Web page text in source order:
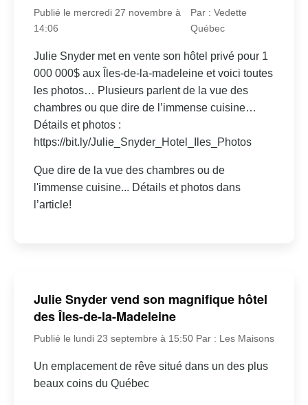
Publié le mercredi 27 novembre à
14:06
Par : Vedette
Québec
Julie Snyder met en vente son hôtel privé pour 1
000 000$ aux Îles-de-la-madeleine et voici toutes
les photos… Plusieurs parlent de la vue des
chambres ou que dire de l’immense cuisine…
Détails et photos :
https://bit.ly/Julie_Snyder_Hotel_Iles_Photos
Que dire de la vue des chambres ou de
l'immense cuisine... Détails et photos dans
l’article!
Julie Snyder vend son magnifique hôtel
des Îles-de-la-Madeleine
Publié le lundi 23 septembre à 15:50 Par : Les Maisons
Un emplacement de rêve situé dans un des plus
beaux coins du Québec